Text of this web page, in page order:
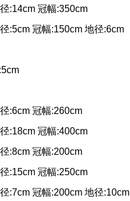
:14cm 冠幅:350cm
:5cm 冠幅:150cm 地径:6cm
:6cm 冠幅:260cm
:18cm 冠幅:400cm
:8cm 冠幅:200cm
:15cm 冠幅:250cm
:7cm 冠幅:200cm 地径:10cm